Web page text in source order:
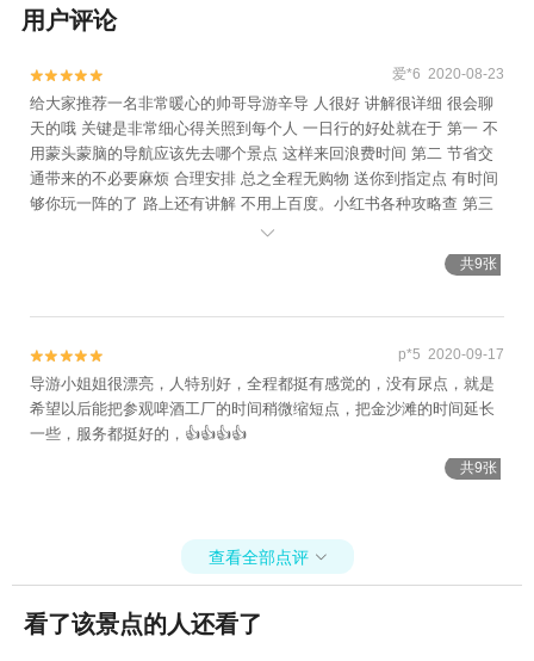
用户评论

 爱*6 2020-08-23
给大家推荐一名非常暖心的帅哥导游辛导 人很好 讲解很详细 很会聊
天的哦 关键是非常细心得关照到每个人 一日行的好处就在于 第一 不
用蒙头蒙脑的导航应该先去哪个景点 这样来回浪费时间 第二 节省交
通带来的不必要麻烦 合理安排 总之全程无购物 送你到指定点 有时间
够你玩一阵的了 路上还有讲解 不用上百度。小红书各种攻略查 第三
时间比较紧凑的 不能在青岛多呆几天 选择这个一日行 游市区的景点
基本就够了 有一点就是 费用里面还含了船票 感觉做船出海好嗨森 尽

共9张

 p*5 2020-09-17
导游小姐姐很漂亮，人特别好，全程都挺有感觉的，没有尿点，就是
希望以后能把参观啤酒工厂的时间稍微缩短点，把金沙滩的时间延长
一些，服务都挺好的，👍👍👍👍
共9张
查看全部点评 
看了该景点的人还看了